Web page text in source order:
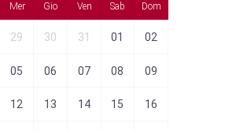
Mer Gio Ven Sab Dom
29 30 31 01 02
05 06 07 08 09
12 13 14 15 16